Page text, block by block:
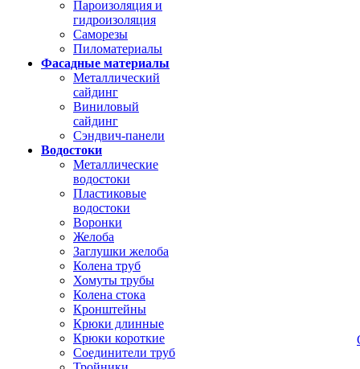
Пароизоляция и
гидроизоляция
Саморезы
Пиломатериалы
Фасадные материалы
Металлический
сайдинг
Виниловый
сайдинг
Сэндвич-панели
Водостоки
Металлические
водостоки
Пластиковые
водостоки
Воронки
Желоба
Заглушки желоба
Колена труб
Хомуты трубы
Колена стока
Кронштейны
Крюки длинные
Крюки короткие
Соединители труб